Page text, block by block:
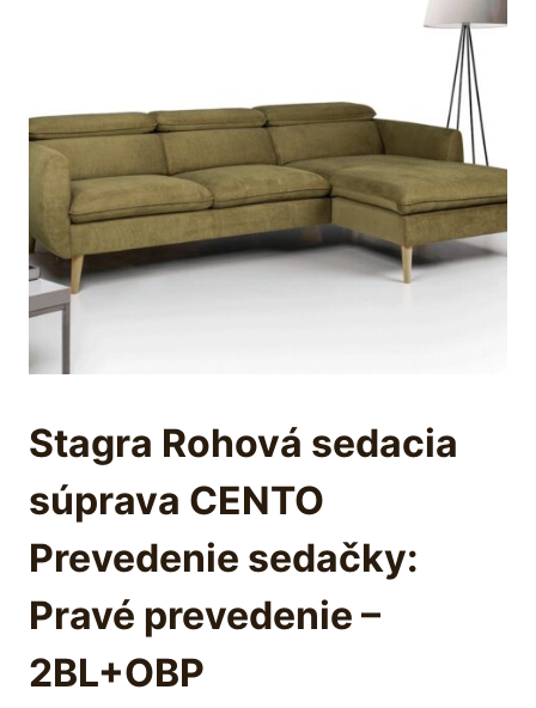
Stagra Rohová sedacia
súprava CENTO
Prevedenie sedačky:
Pravé prevedenie –
2BL+OBP